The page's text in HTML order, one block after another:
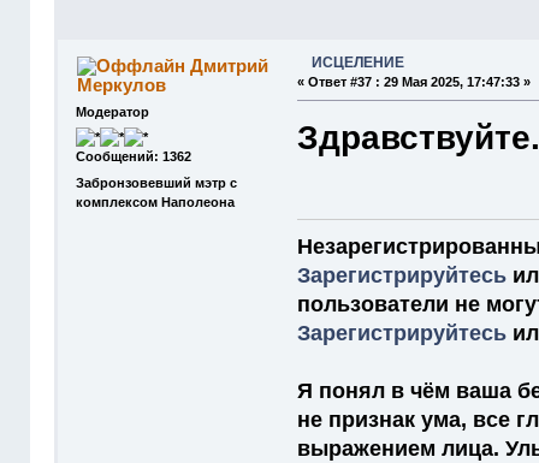
Дмитрий
Меркулов
Модератор
Сообщений: 1362
Забронзовевший мэтр с
комплексом Наполеона
ИСЦЕЛЕНИЕ
«Ответ #37 : 29 Мая 2025, 17:47:33 »
Зарегистрируйтесь
пользователи не
Зарегистрируйтесь
Я понял в чём ваша
не признак ума, все
выражением лица.